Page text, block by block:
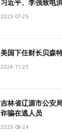
习近平、李强致电
2023-07-25
美国下任财长贝森
2024-11-25
吉林省辽源市公安
诈骗在逃人员
2023-08-24